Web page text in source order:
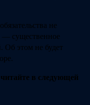
не
— существенное
Об этом не будет
в следующей